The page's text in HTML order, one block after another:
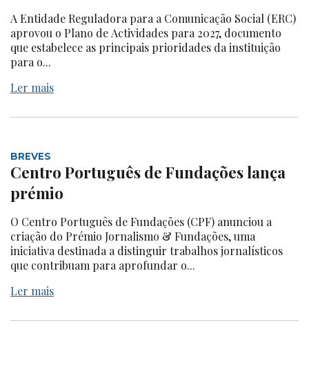
A Entidade Reguladora para a Comunicação Social (ERC)
aprovou o Plano de Actividades para 2027, documento
que estabelece as principais prioridades da instituição
para o...
Ler mais
BREVES
Centro Português de Fundações lança
prémio
O Centro Português de Fundações (CPF) anunciou a
criação do Prémio Jornalismo & Fundações, uma
iniciativa destinada a distinguir trabalhos jornalísticos
que contribuam para aprofundar o...
Ler mais